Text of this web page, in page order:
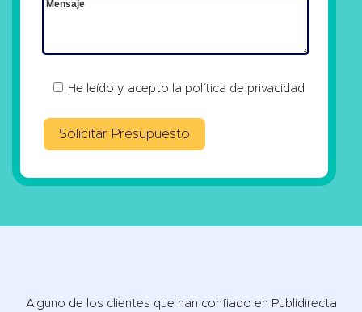
He leído y acepto la política de privacidad
Alguno de los clientes que han confiado en Publidirecta